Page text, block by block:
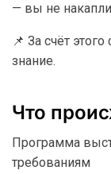
— вы не
📌 За счёт
знание.
Что
Программа
требованиям